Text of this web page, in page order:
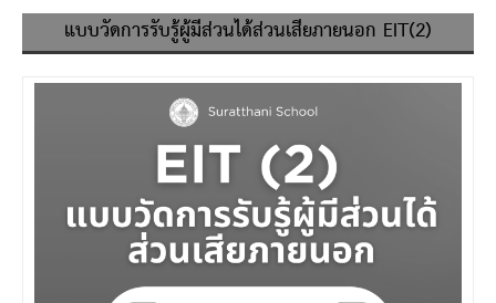
แบบวัดการรับรู้ผู้มีส่วนได้ส่วนเสียภายนอก EIT(2)